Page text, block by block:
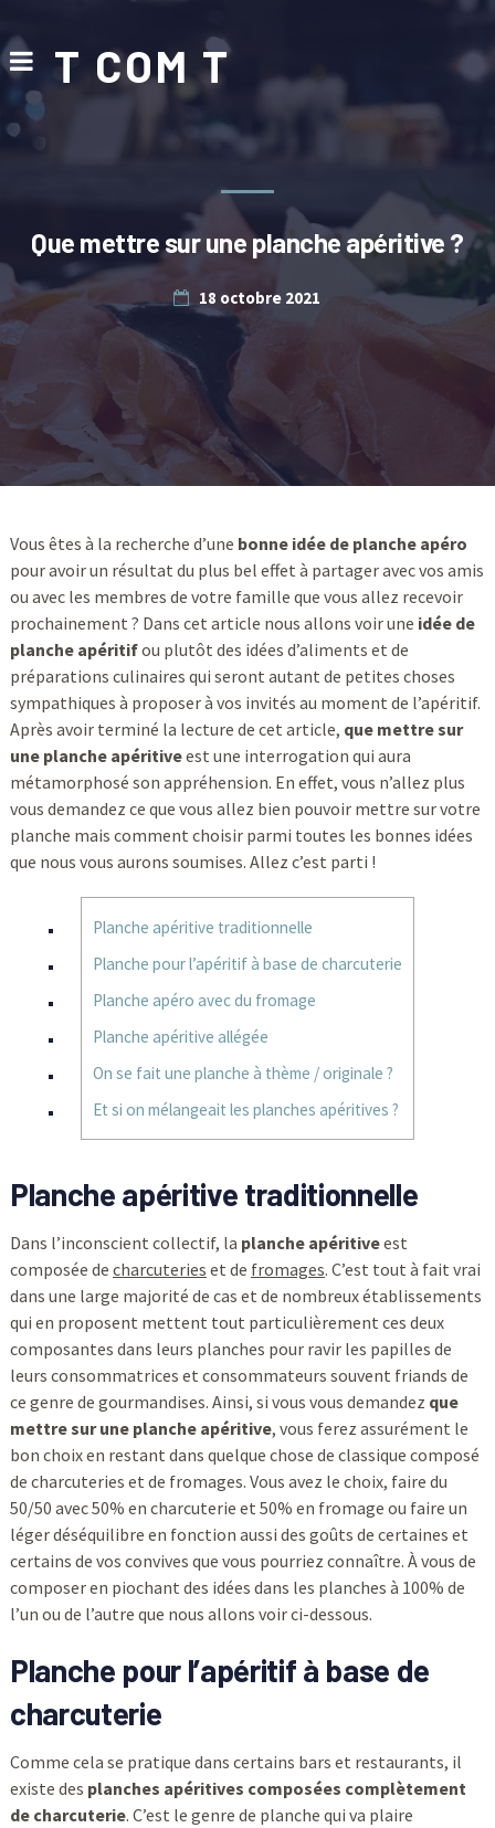
T COM T
Que mettre sur une planche apéritive ?
18 octobre 2021
Vous êtes à la recherche d’une bonne idée de planche apéro
pour avoir un résultat du plus bel effet à partager avec vos amis
ou avec les membres de votre famille que vous allez recevoir
prochainement ? Dans cet article nous allons voir une idée de
planche apéritifou plutôt des idées d’aliments et de
préparations culinaires qui seront autant de petites choses
sympathiques à proposer à vos invités au moment de l’apéritif.
Après avoir terminé la lecture de cet article, que mettre sur
une planche apéritiveest une interrogation qui aura
métamorphosé son appréhension. En effet, vous n’allez plus
vous demandez ce que vous allez bien pouvoir mettre sur votre
planche mais comment choisir parmi toutes les bonnes idées
que nous vous aurons soumises. Allez c’est parti !
Planche apéritive traditionnelle
Planche pour l’apéritif à base de charcuterie
Planche apéro avec du fromage
Planche apéritive allégée
On se fait une planche à thème / originale ?
Et si on mélangeait les planches apéritives ?
Planche apéritive traditionnelle
Dans l’inconscient collectif, la planche apéritiveest
composée de charcuteries et de fromages. C’est tout à fait vrai
dans une large majorité de cas et de nombreux établissements
qui en proposent mettent tout particulièrement ces deux
composantes dans leurs planches pour ravir les papilles de
leurs consommatrices et consommateurs souvent friands de
ce genre de gourmandises. Ainsi, si vous vous demandez que
mettre sur une planche apéritive, vous ferez assurément le
bon choix en restant dans quelque chose de classique composé
de charcuteries et de fromages. Vous avez le choix, faire du
50/50 avec 50% en charcuterie et 50% en fromage ou faire un
léger déséquilibre en fonction aussi des goûts de certaines et
certains de vos convives que vous pourriez connaître. À vous de
composer en piochant des idées dans les planches à 100% de
l’un ou de l’autre que nous allons voir ci-dessous.
Planche pour l’apéritif à base de
charcuterie
Comme cela se pratique dans certains bars et restaurants, il
existe des planches apéritives composées complètement
de charcuterie. C’est le genre de planche qui va plaire